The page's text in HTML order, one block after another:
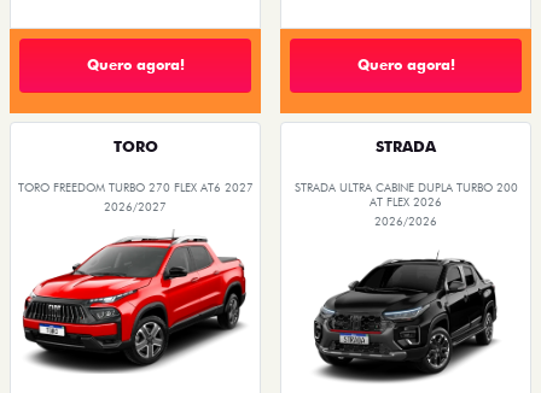
Quero agora! Quero agora!
TORO
TORO FREEDOM TURBO 270 FLEX AT6 2027
2026/2027
STRADA
STRADA ULTRA CABINE DUPLA TURBO 200
AT FLEX 2026
2026/2026